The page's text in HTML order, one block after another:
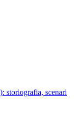
storiografia, scenari